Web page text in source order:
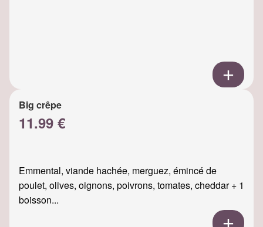
Big crêpe
11.99 €
Emmental, viande hachée, merguez, émincé de
poulet, olives, oignons, poivrons, tomates, cheddar + 1
boisson...